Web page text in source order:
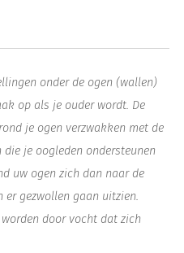
onder de ogen (wallen)
op als je ouder wordt. De
je ogen verzwakken met de
je oogleden ondersteunen
uw ogen zich dan naar de
er gezwollen gaan uitzien.
door vocht dat zich